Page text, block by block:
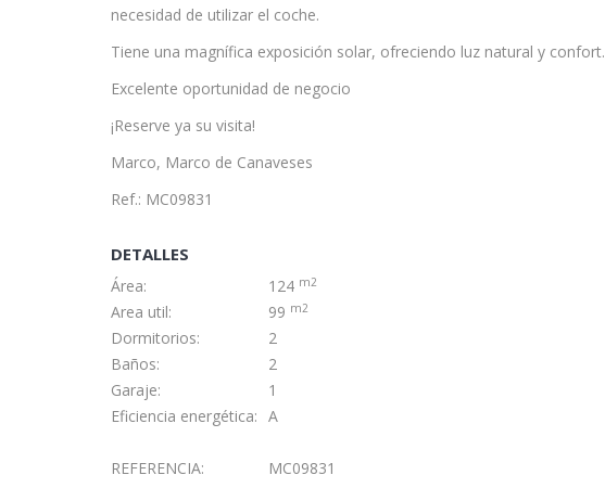
necesidad de utilizar el coche.
Tiene una magnífica exposición solar, ofreciendo luz natural y confort.
Excelente oportunidad de negocio
¡Reserve ya su visita!
Marco, Marco de Canaveses
Ref.: MC09831
DETALLES
Área: 124 m2
Area util: 99 m2
Dormitorios:
2
Baños:
2
Garaje:
1
Eficiencia energética: A
REFERENCIA: MC09831